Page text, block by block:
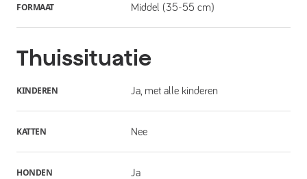
FORMAAT Middel (35-55 cm)
Thuissituatie
KINDEREN Ja, met alle kinderen
KATTEN Nee
HONDEN Ja